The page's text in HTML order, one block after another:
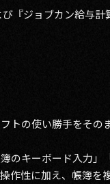
『ジョブカン給与
トの使い勝手をそ
のキーボード入力
作性に加え、帳簿